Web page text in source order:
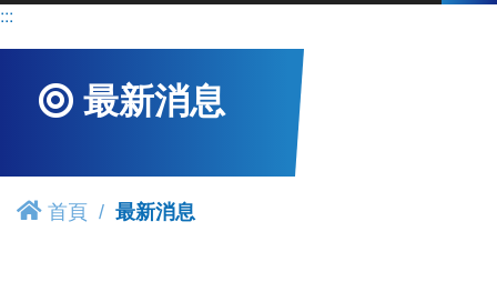
容
:::
最新消息
首頁 最新消息